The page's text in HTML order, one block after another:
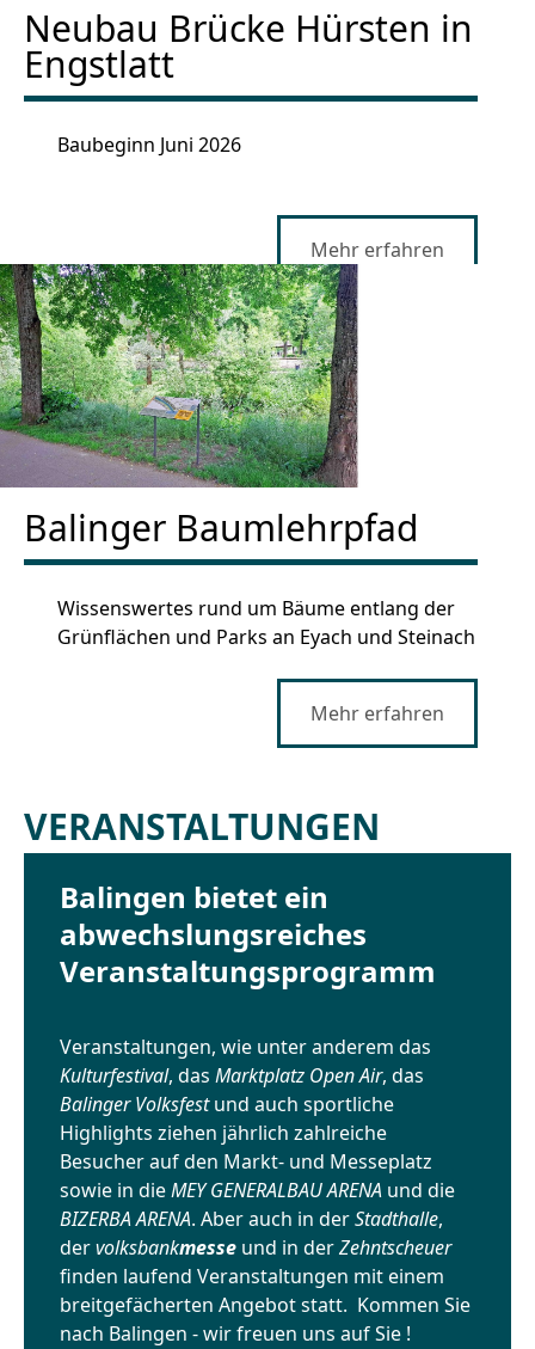
Neubau Brücke Hürsten in
Engstlatt
Baubeginn Juni 2026
Mehr erfahren
Balinger Baumlehrpfad
Wissenswertes rund um Bäume entlang der
Grünflächen und Parks an Eyach und Steinach
Mehr erfahren
VERANSTALTUNGEN
Balingen bietet ein
abwechslungsreiches
Veranstaltungsprogramm
Veranstaltungen, wie unter anderem das
Kulturfestival, dasMarktplatz Open Air, das
Balinger Volksfestund auch sportliche
Highlights ziehen jährlich zahlreiche
Besucher auf den Markt- und Messeplatz
sowie in dieMEY GENERALBAU ARENA und die
BIZERBA ARENA. Aber auch in derStadthalle,
dervolksbankmesse und in derZehntscheuer
finden laufend Veranstaltungen mit einem
breitgefächerten Angebot statt. Kommen Sie
nach Balingen - wir freuen uns auf Sie !